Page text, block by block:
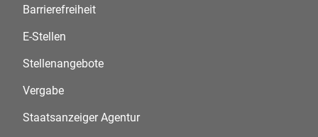
Barrierefreiheit
E-Stellen
Stellenangebote
Vergabe
Staatsanzeiger Agentur